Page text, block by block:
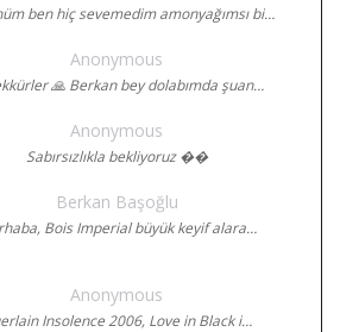
ben hiç sevemedim amonyağımsı bi…
Anonymous
🙏 Berkan bey dolabımda şuan…
Anonymous
Sabırsızlıkla bekliyoruz ��
Berkan Başoğlu
Bois Imperial büyük keyif alara…
Anonymous
Insolence 2006, Love in Black i…